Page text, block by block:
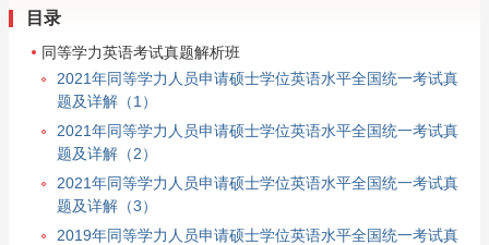
目录
同等学力英语考试真题解析班
2021年同等学力人员申请硕士学位英语水平全国统一考试真
题及详解（1）
2021年同等学力人员申请硕士学位英语水平全国统一考试真
题及详解（2）
2021年同等学力人员申请硕士学位英语水平全国统一考试真
题及详解（3）
2019年同等学力人员申请硕士学位英语水平全国统一考试真